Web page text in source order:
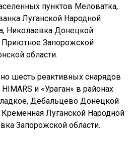
пунктов Меловатка,
Луганской Народной
Николаевка Донецкой
Приютное Запорожской
области.
шесть реактивных снарядов
и «Ураган» в районах
Дебальцево Донецкой
Луганской Народной
Запорожской области.